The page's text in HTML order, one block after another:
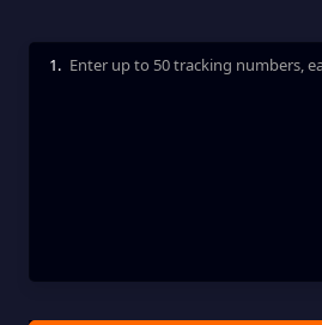
Enter up to 50 tracking numbers,
1.